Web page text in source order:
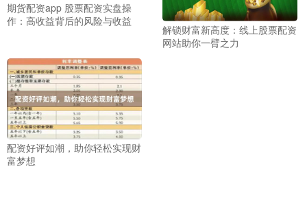
期货配资app 股票配资实盘操
作：高收益背后的风险与收益
解锁财富新高度：线上股票配资
网站助你一臂之力
配资好评如潮，助你轻松实现财
富梦想